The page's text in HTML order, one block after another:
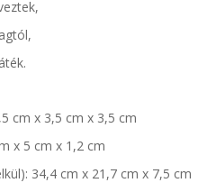
cm x 3,5 cm x 3,5 cm
x 5 cm x 1,2 cm
34,4 cm x 21,7 cm x 7,5 cm